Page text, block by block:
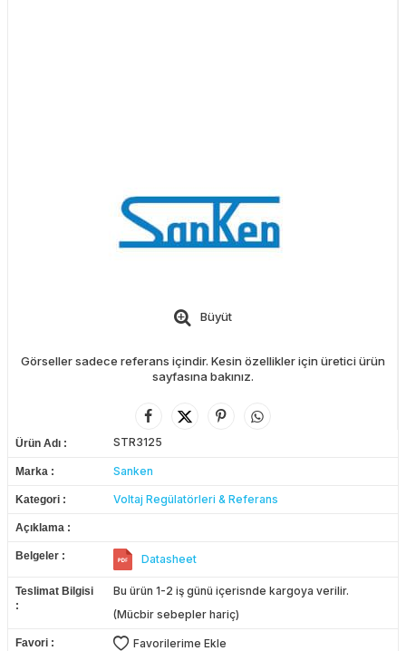
Büyüt
Görseller sadece referans içindir. Kesin özellikler için üretici ürün
sayfasına bakınız.
Ürün Adı STR3125
Marka Sanken
Kategori Voltaj Regülatörleri & Referans
Açıklama
Belgeler Datasheet
Teslimat Bilgisi
Bu ürün 1-2 iş günü içerisnde kargoya verilir.
(Mücbir sebepler hariç)
Favori Favorilerime Ekle